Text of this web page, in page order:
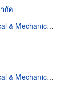
กัด
Maintenance Contractors
Maintenance Contractors